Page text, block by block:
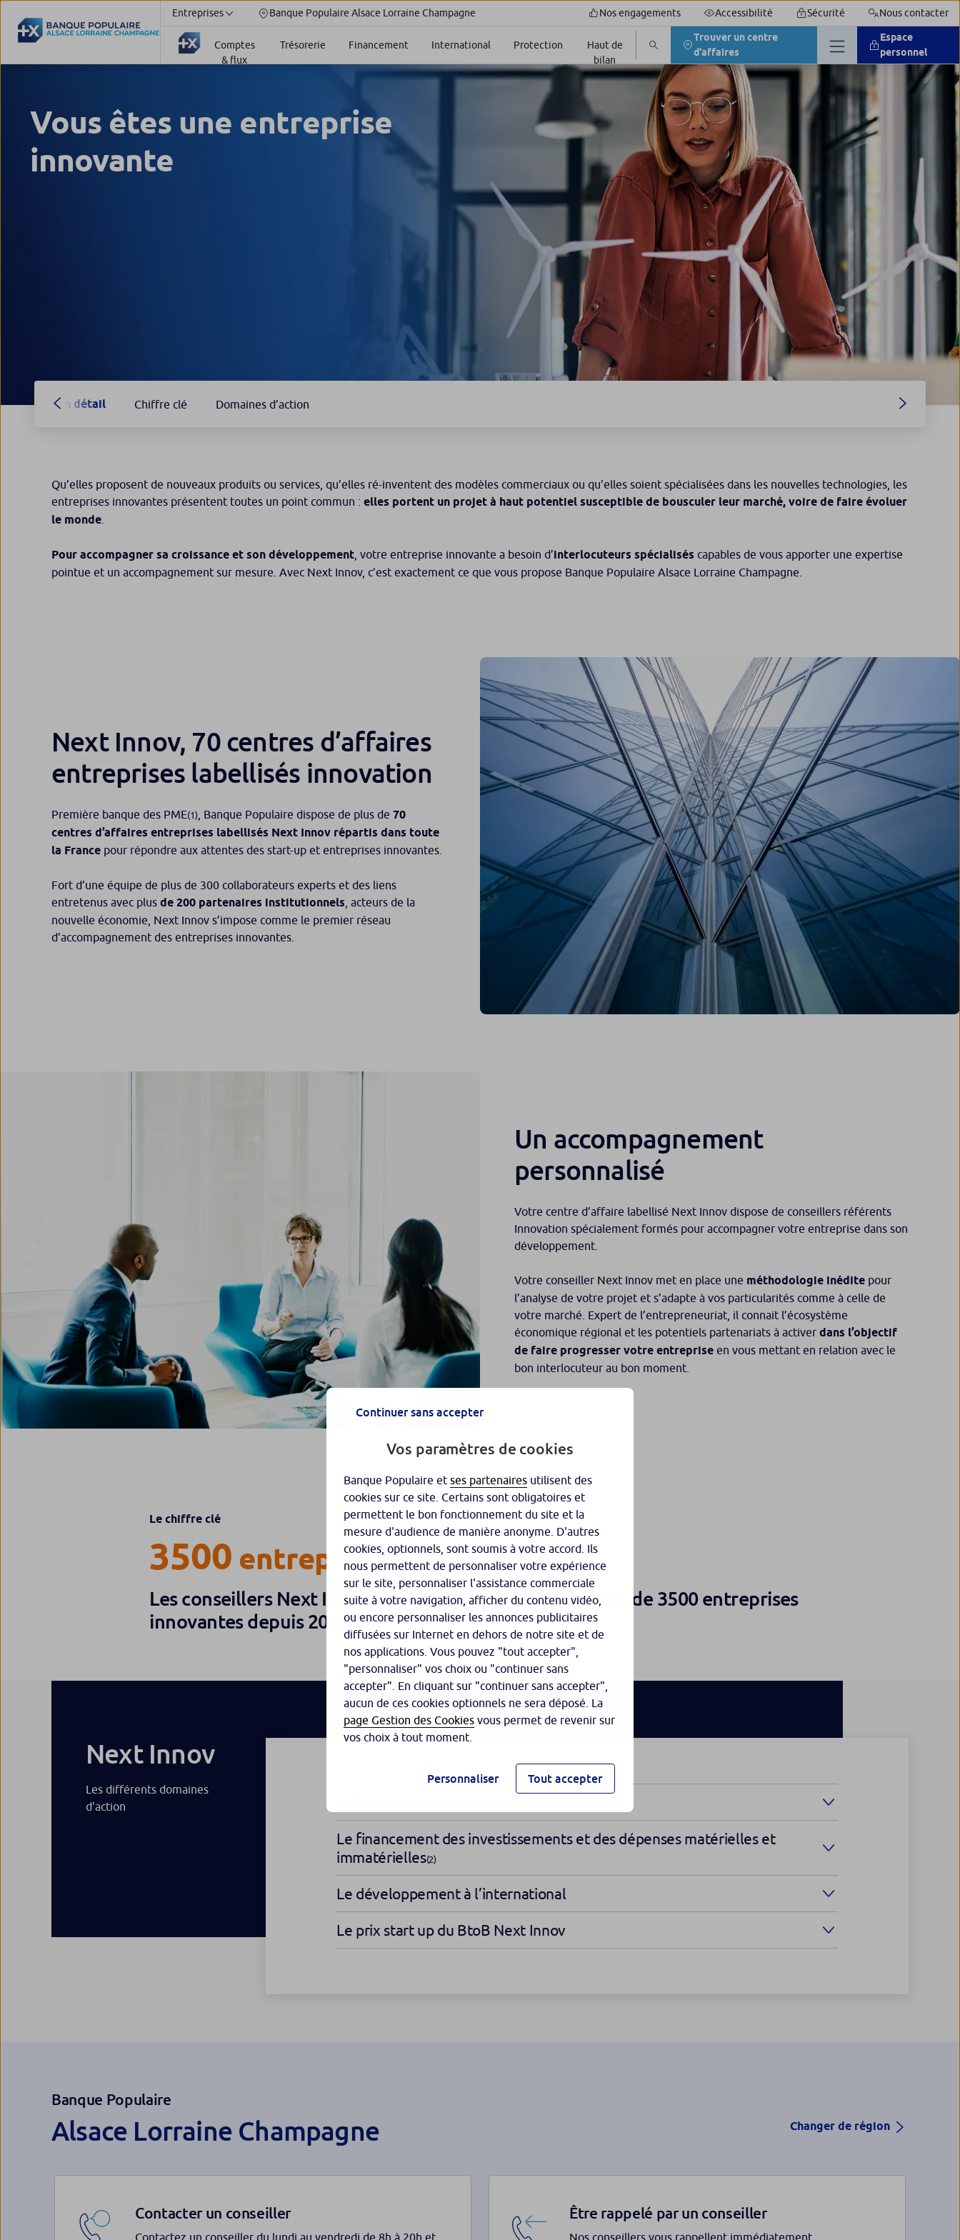
Entreprises Banque Populaire Alsace Lorraine Champagne Nos engagements Accessibilité Sécurité Nous contacter
Comptes
& flux
Trésorerie Financement International Protection
Haut de
bilan
Trouver un centre
d'affaires
Espace
personnel
Vous êtes une entreprise
innovante
En détail Chiffre clé Domaines d’action
Qu’elles proposent de nouveaux produits ou services, qu’elles ré-inventent des modèles commerciaux ou qu’elles soient spécialisées dans les nouvelles technologies, les
entreprises innovantes présentent toutes un point commun : elles portent un projet à haut potentiel susceptible de bousculer leur marché, voire de faire évoluer
le monde
Pour accompagner sa croissance et son développement , votre entreprise innovante a besoin d’interlocuteurs spécialisés capables de vous apporter une expertise
pointue et un accompagnement sur mesure. Avec Next Innov, c’est exactement ce que vous propose Banque Populaire Alsace Lorraine Champagne.
Next Innov, 70 centres d’affaires
entreprises labellisés innovation
Première banque des PME(1) , Banque Populaire dispose de plus de 70
centres d’affaires entreprises labellisés Next Innov répartis dans toute
la France pour répondre aux attentes des start-up et entreprises innovantes.
Fort d’une équipe de plus de 300 collaborateurs experts et des liens
entretenus avec plus de 200 partenaires institutionnels , acteurs de la
nouvelle économie, Next Innov s’impose comme le premier réseau
d’accompagnement des entreprises innovantes.
Un accompagnement
personnalisé
Votre centre d’affaire labellisé Next Innov dispose de conseillers référents
Innovation spécialement formés pour accompagner votre entreprise dans son
développement.
Votre conseiller Next Innov met en place une méthodologie inédite pour
l’analyse de votre projet et s’adapte à vos particularités comme à celle de
votre marché. Expert de l’entrepreneuriat, il connait l’écosystème
économique régional et les potentiels partenariats à activer dans l’objectif
de faire progresser votre entreprise en vous mettant en relation avec le
bon interlocuteur au bon moment.
Le chiffre clé
3500 entreprises
Les conseillers Next Innov ont financé les projets de près de 3500 entreprises
innovantes depuis 2014(3).
Next Innov
Les différents domaines
d’action
Le financement des investissements et des dépenses matérielles et
immatérielles(2)
Le développement à l’international
Le prix start up du BtoB Next Innov
Banque Populaire
Alsace Lorraine Champagne Changer de région
Contacter un conseiller
Contactez un conseiller du lundi au vendredi de 8h à 20h et
Être rappelé par un conseiller
Nos conseillers vous rappellent immédiatement.
Continuer sans accepter
Vos paramètres de cookies
Banque Populaire et ses partenaires utilisent des
cookies sur ce site. Certains sont obligatoires et
permettent le bon fonctionnement du site et la
mesure d'audience de manière anonyme. D'autres
cookies, optionnels, sont soumis à votre accord. Ils
nous permettent de personnaliser votre expérience
sur le site, personnaliser l'assistance commerciale
suite à votre navigation, afficher du contenu vidéo,
ou encore personnaliser les annonces publicitaires
diffusées sur Internet en dehors de notre site et de
nos applications. Vous pouvez "tout accepter",
"personnaliser" vos choix ou "continuer sans
accepter". En cliquant sur "continuer sans accepter",
aucun de ces cookies optionnels ne sera déposé. La
page Gestion des Cookies vous permet de revenir sur
vos choix à tout moment.
Personnaliser Tout accepter